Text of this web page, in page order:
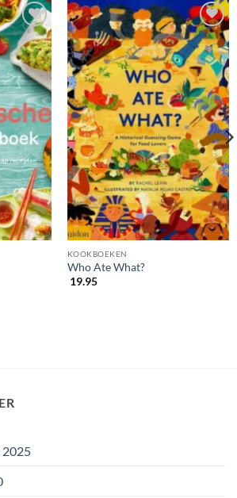
KOOKBOEKEN
Who Ate What?
19.95
2025